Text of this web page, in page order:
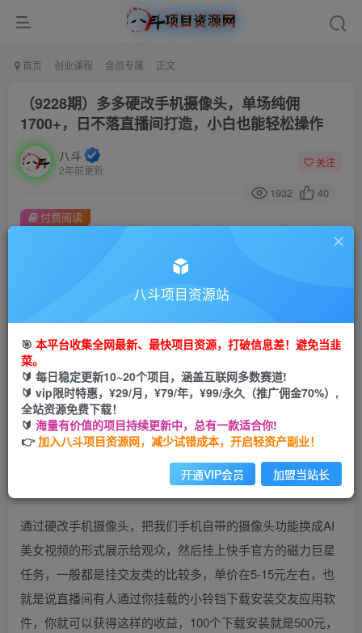
首页 创业课程 会员专属 正文
（9228期）多多硬改手机摄像头，单场纯佣
1700+，日不落直播间打造，小白也能轻松操作
八斗
2年前更新
关注
1932 40
此内容为付费阅读，请付费后查看
会员专属资源
您暂无购买权限，请先开通会员
开通会员
付费阅读
通过硬改手机摄像头，把我们手机自带的摄像头功能换成AI
美女视频的形式展示给观众，然后挂上快手官方的磁力巨星
任务，一般都是挂交友类的比较多，单价在5-15元左右，也
就是说直播间有人通过你挂载的小铃铛下载安装交友应用软
件，你就可以获得这样的收益，100个下载安装就是500元，
八斗项目资源站
🎯 本平台收集全网最新、最快项目资源，打破信息差！避免当韭
菜。
🔰 每日稳定更新10~20个项目，涵盖互联网多数赛道!
🔰 vip限时特惠，¥29/月，¥79/年，¥99/永久（推广佣金70%）,
全站资源免费下载！
🔰 海量有价值的项目持续更新中，总有一款适合你!
👉加入八斗项目资源网，减少试错成本，开启轻资产副业！
开通VIP会员 加盟当站长